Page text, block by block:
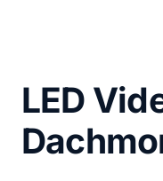
LED